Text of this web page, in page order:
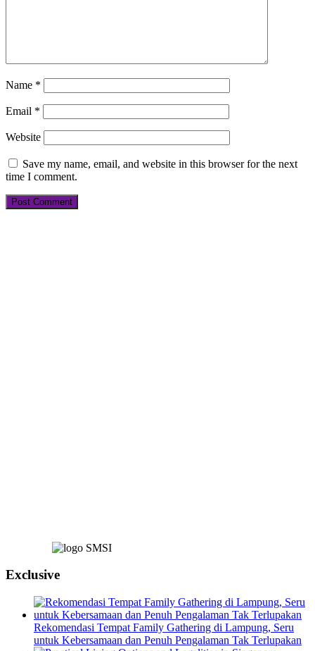
Name *
Email *
Website
Save my name, email, and website in this browser for the next
time I comment.
Exclusive
Rekomendasi Tempat Family Gathering di Lampung, Seru
untuk Kebersamaan dan Penuh Pengalaman Tak Terlupakan